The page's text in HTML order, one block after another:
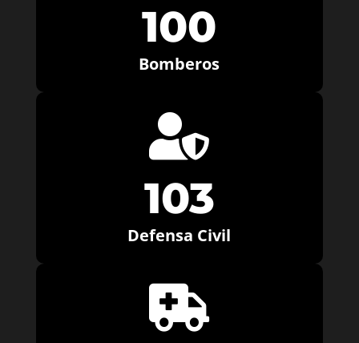
100
Bomberos

103
Defensa Civil
